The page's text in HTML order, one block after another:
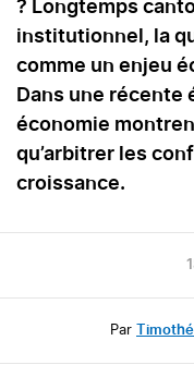
? Longtemps
institutionnel, la
comme un enjeu
Dans une récente
économie
qu’arbitrer les
croissance.
Par